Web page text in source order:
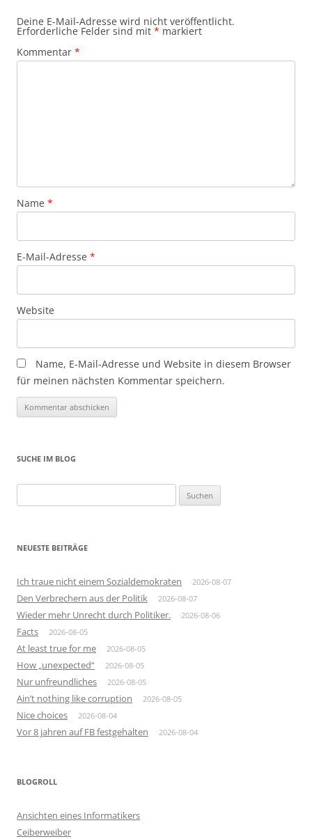
Deine E-Mail-Adresse wird nicht veröffentlicht.
Erforderliche Felder sind mit * markiert
Kommentar *
Name *
E-Mail-Adresse *
Website
Name, E-Mail-Adresse und Website in diesem Browser
für meinen nächsten Kommentar speichern.
SUCHE IM BLOG
nach:
NEUESTE BEITRÄGE
Ich traue nicht einem Sozialdemokraten 2026-08-07
Den Verbrechern aus der Politik 2026-08-07
Wieder mehr Unrecht durch Politiker. 2026-08-06
Facts 2026-08-05
At least true for me 2026-08-05
How „unexpected“ 2026-08-05
Nur unfreundliches 2026-08-05
Ain’t nothing like corruption 2026-08-05
Nice choices 2026-08-04
Vor 8 jahren auf FB festgehalten 2026-08-04
BLOGROLL
Ansichten eines Informatikers
Ceiberweiber